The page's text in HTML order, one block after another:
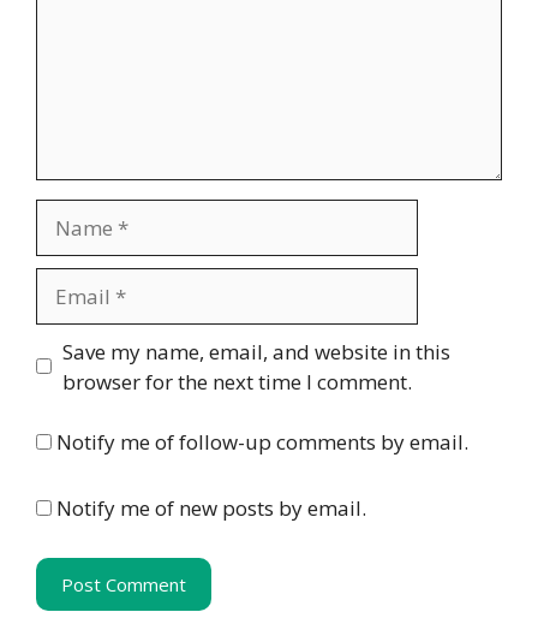
Website
Save my name, email, and website in this
browser for the next time I comment.
Notify me of follow-up comments by email.
Notify me of new posts by email.